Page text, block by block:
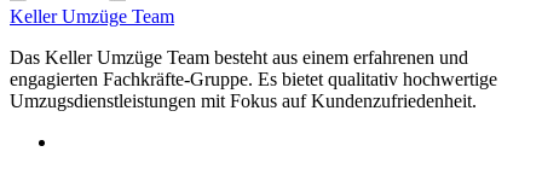
Keller Umzüge Team
Das Keller Umzüge Team besteht aus einem erfahrenen und
engagierten Fachkräfte-Gruppe. Es bietet qualitativ hochwertige
Umzugsdienstleistungen mit Fokus auf Kundenzufriedenheit.